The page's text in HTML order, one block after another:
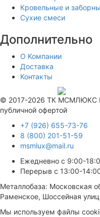
Кровельные и
Сухие смеси
Дополнительно
О Компании
Доставка
Контакты
© 2017-2026 ТК МСМЛЮКС
публичной офертой
+7 (926) 655-73-76
8 (800) 201-51-59
msmlux@mail.ru
Ежедневно с 9:00-
Перерыв с 13:00-
Металлобаза: Московская
Раменское, Шоссейная
Мы используем файлы